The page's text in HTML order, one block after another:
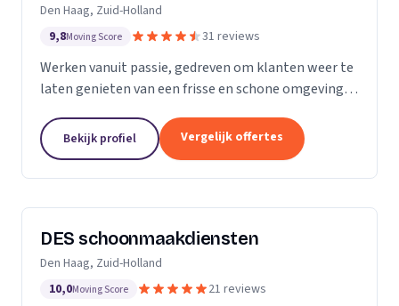
Den Haag, Zuid-Holland
9,8Moving Score 31 reviews
Werken vanuit passie, gedreven om klanten weer te
laten genieten van een frisse en schone omgeving.
Beleef het weer als nieuw! Het bedrijf voor uw...
Bekijk profiel Vergelijk offertes
DES schoonmaakdiensten
Den Haag, Zuid-Holland
10,0Moving Score 21 reviews